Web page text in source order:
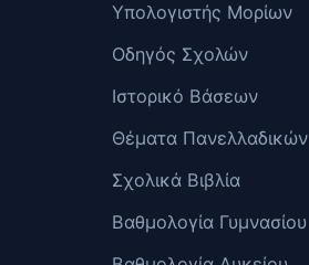
Υπολογιστής Μορίων
Οδηγός Σχολών
Ιστορικό Βάσεων
Θέματα Πανελλαδικών
Σχολικά Βιβλία
Βαθμολογία Γυμνασίου